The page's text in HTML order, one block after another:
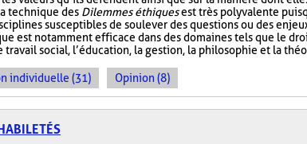
technique des Dilemmes éthiquesest très polyvalente
susceptibles de soulever des questions ou des
est notamment efficace dans des domaines tels que le
travail social, l’éducation, la gestion, la philosophie et la
individuelle (31) Opinion (8)